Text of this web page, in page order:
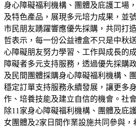
身心障礙福利機構、團體及庇護工場
及特色產品，展現多元培力成果，並
市民朋友踴躍響應優先採購，共同打
哲表示，每一份公益禮盒不只是中秋
心障礙朋友努力學習、工作與成長的
障礙者多元支持服務，透過優先採購
及民間團體採購身心障礙福利機構、
穩定訂單支持服務永續發展，讓更多
作、培養技能及建立自信的機會。社
除11家身心障礙福利機構、團體及庇
女團體及2家日間作業設施共同參與